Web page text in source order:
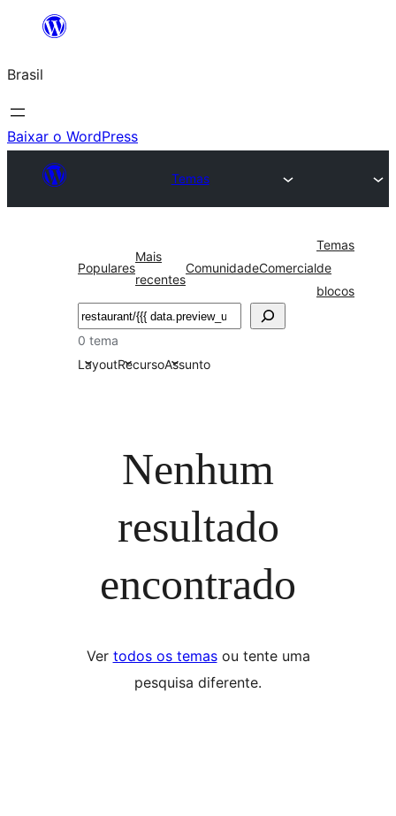
o
conteúdo
Brasil
Baixar o WordPress
Temas
Populares
Mais
recentes
ComunidadeComercial
Temas
de
blocos
Pesquisar
0 tema
LayoutRecursoAssunto
Nenhum
resultado
encontrado
Ver todos os temasou tente uma
pesquisa diferente.